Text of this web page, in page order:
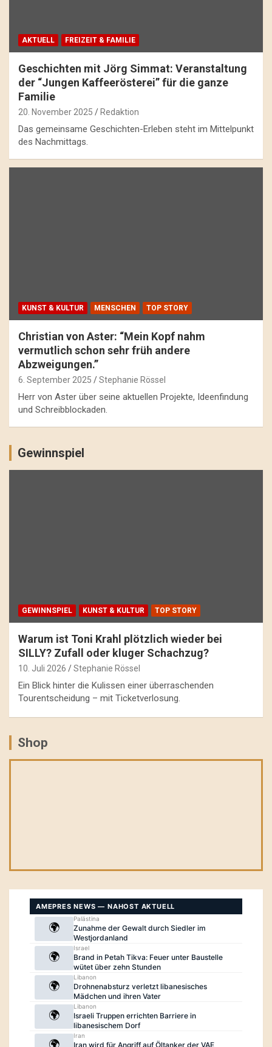
AKTUELL FREIZEIT & FAMILIE
Geschichten mit Jörg Simmat: Veranstaltung
der “Jungen Kaffeerösterei” für die ganze
Familie
20. November 2025 Redaktion
Das gemeinsame Geschichten-Erleben steht im Mittelpunkt
des Nachmittags.
KUNST & KULTUR MENSCHEN TOP STORY
Christian von Aster: “Mein Kopf nahm
vermutlich schon sehr früh andere
Abzweigungen.”
6. September 2025 Stephanie Rössel
Herr von Aster über seine aktuellen Projekte, Ideenfindung
und Schreibblockaden.
Gewinnspiel
GEWINNSPIEL KUNST & KULTUR TOP STORY
Warum ist Toni Krahl plötzlich wieder bei
SILLY? Zufall oder kluger Schachzug?
10. Juli 2026 Stephanie Rössel
Ein Blick hinter die Kulissen einer überraschenden
Tourentscheidung – mit Ticketverlosung.
Shop